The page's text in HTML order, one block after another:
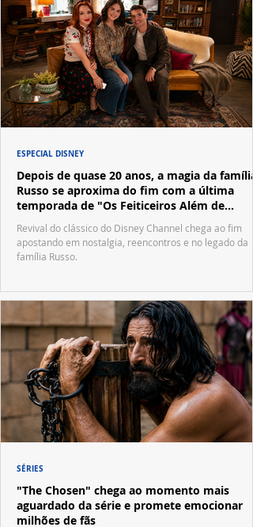
Depois de quase 20 anos, a magia da família
Russo se aproxima do fim com a última
temporada de "Os Feiticeiros Além de
Waverly Place"
Revival do clássico do Disney Channel chega ao fim
apostando em nostalgia, reencontros e no legado da
família Russo.
ESPECIAL DISNEY
"The Chosen" chega ao momento mais
aguardado da série e promete emocionar
milhões de fãs
SÉRIES